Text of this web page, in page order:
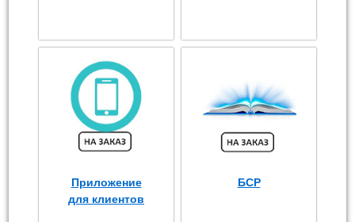
Приложение
для клиентов
БСР